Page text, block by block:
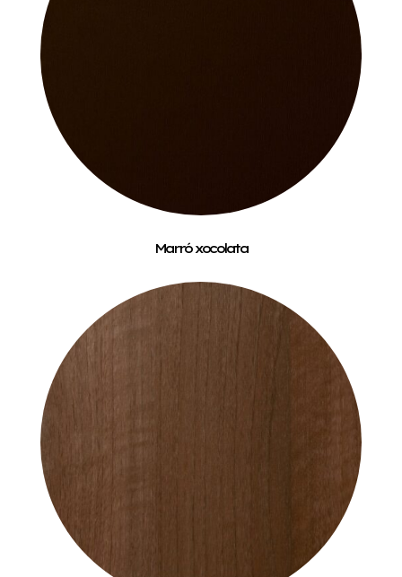
Marró xocolata